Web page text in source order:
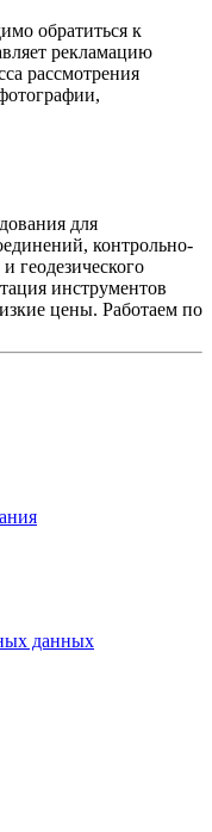
обратиться к
рекламацию
рассмотрения
для
контрольно-
геодезического
инструментов
цены. Работаем по
данных